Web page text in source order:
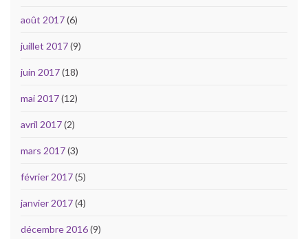
août 2017(6)
juillet 2017(9)
juin 2017(18)
mai 2017(12)
avril 2017(2)
mars 2017(3)
février 2017(5)
janvier 2017(4)
décembre 2016(9)